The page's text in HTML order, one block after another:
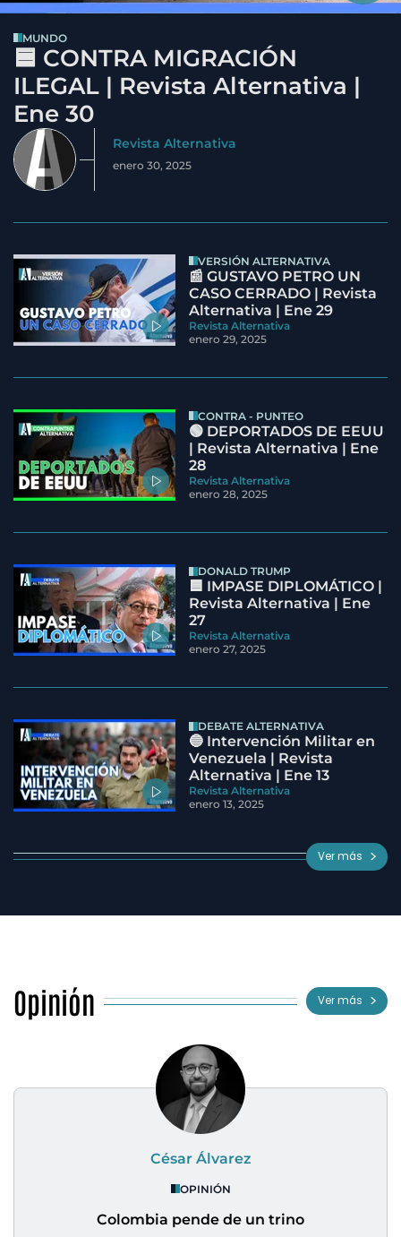
MUNDO
🟦 CONTRA MIGRACIÓN
ILEGAL | Revista Alternativa |
Ene 30
Revista Alternativa
enero 30, 2025
VERSIÓN ALTERNATIVA
📰 GUSTAVO PETRO UN
CASO CERRADO | Revista
Alternativa | Ene 29
Revista Alternativa
enero 29, 2025
CONTRA - PUNTEO
🟢 DEPORTADOS DE EEUU
| Revista Alternativa | Ene
28
Revista Alternativa
enero 28, 2025
DONALD TRUMP
🟦 IMPASE DIPLOMÁTICO |
Revista Alternativa | Ene
27
Revista Alternativa
enero 27, 2025
DEBATE ALTERNATIVA
🔵 Intervención Militar en
Venezuela | Revista
Alternativa | Ene 13
Revista Alternativa
enero 13, 2025
Ver más
Opinión Ver más
César Álvarez
OPINIÓN
Colombia pende de un trino